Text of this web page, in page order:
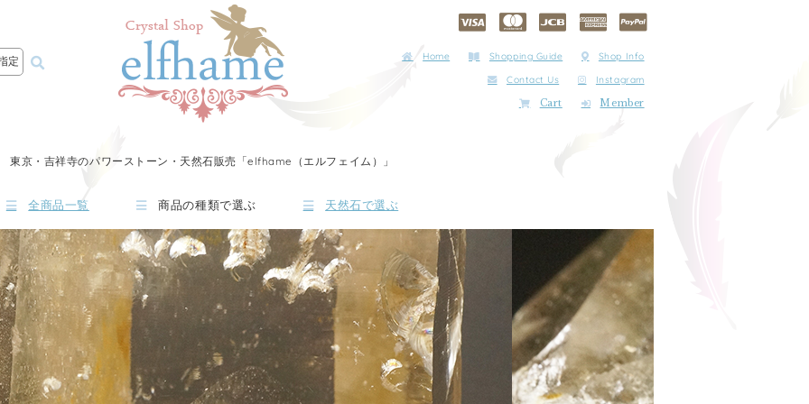
定 Home Shopping Guide
Shop Info
Contact Us
Instagram
Cart
Member
東京・吉祥寺のパワーストーン・天然石販売「elfhame（エルフェイム）」
全商品一覧 商品の種類で選ぶ 天然石で選ぶ